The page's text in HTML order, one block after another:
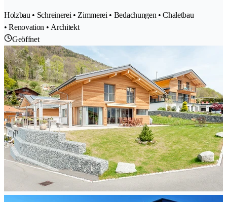
Holzbau • Schreinerei • Zimmerei • Bedachungen • Chaletbau
• Renovation • Architekt
Geöffnet